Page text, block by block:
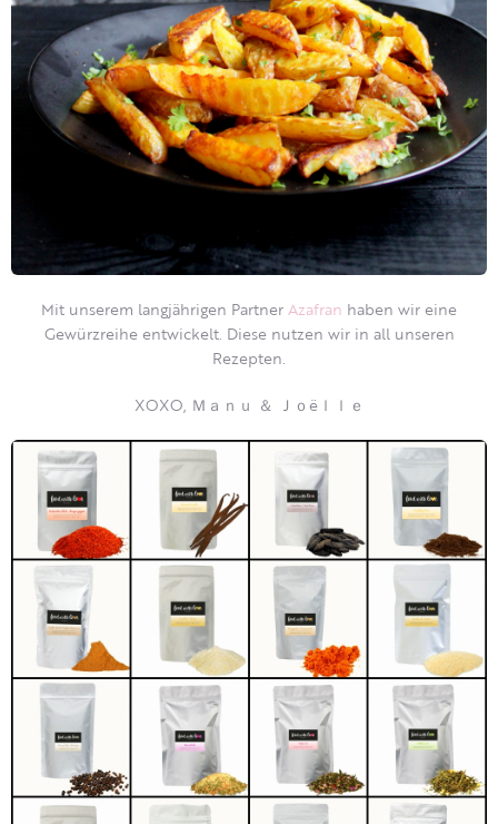
Mit unserem langjährigen PartnerAzafran haben wir eine
Gewürzreihe entwickelt. Diese nutzen wir in all unseren
Rezepten.
XOXO, Ｍａｎｕ ＆ Ｊｏëｌｌｅ